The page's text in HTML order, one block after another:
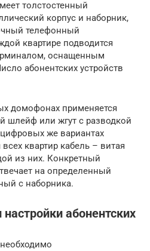
толстостенный
корпус и наборник,
телефонный
квартире подводится
оснащенным
абонентских устройств
домофонах применяется
шлейф или жгут с разводкой
же вариантах
квартир кабель – витая
из них. Конкретный
на определенный
с наборника.
абонентских